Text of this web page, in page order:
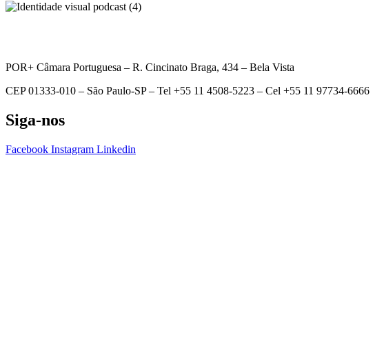
POR+ Câmara Portuguesa – R. Cincinato Braga, 434 – Bela Vista
CEP 01333-010 – São Paulo-SP – Tel +55 11 4508-5223 – Cel +55 11 97734-6666
Siga-nos
Facebook Instagram Linkedin